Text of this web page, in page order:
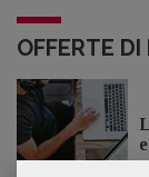
OFFERTE